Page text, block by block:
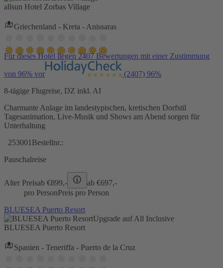
allsun Hotel Zorbas Village
Griechenland - Kreta - Anissaras
Für dieses Hotel liegen 2407 Bewertungen mit einer Zustimmung
von 96% vor (2407) 96%
8-tägige Flugreise, DZ inkl. AI
Charmante Anlage im landestypischen, kretischen Dorfstil
Tagesanimation, Live-Musik und Shows am Abend sorgen für
Unterhaltung
253001 Bestellnr.:
Pauschalreise
Alter Preisab €899,- ab €697,-
pro PersonPreis pro Person
BLUESEA Puerto Resort
Upgrade auf All Inclusive
BLUESEA Puerto Resort
Spanien - Teneriffa - Puerto de la Cruz